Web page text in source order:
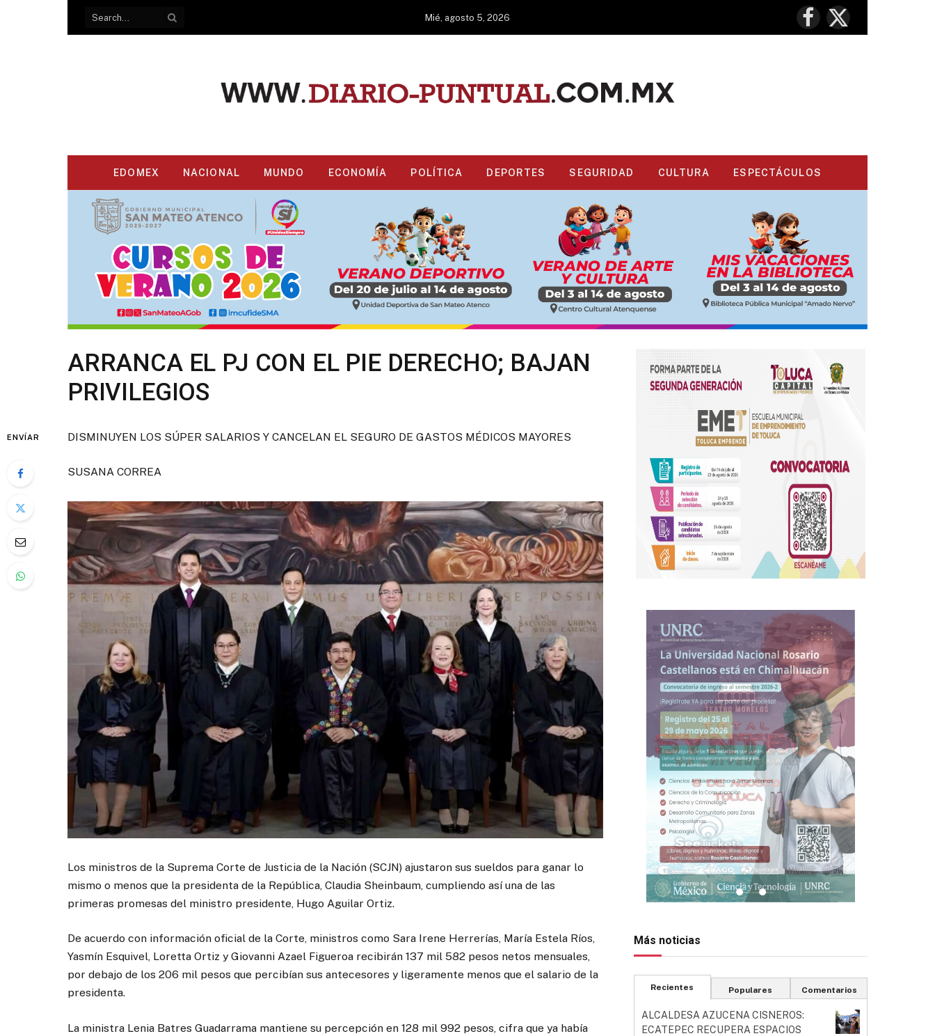
Mié, agosto 5, 2026
Facebook
X
(Twitter)
EDOMEX NACIONAL MUNDO ECONOMÍA POLÍTICA DEPORTES SEGURIDAD CULTURA ESPECTÁCULOS
ARRANCA EL PJ CON EL PIE DERECHO; BAJAN
PRIVILEGIOS
ENVÍAR DISMINUYEN LOS SÚPER SALARIOS Y CANCELAN EL SEGURO DE GASTOS MÉDICOS MAYORES
SUSANA CORREA
Los ministros de la Suprema Corte de Justicia de la Nación (SCJN) ajustaron sus sueldos para ganar lo
mismo o menos que la presidenta de la República, Claudia Sheinbaum, cumpliendo así una de las
primeras promesas del ministro presidente, Hugo Aguilar Ortiz.
De acuerdo con información oficial de la Corte, ministros como Sara Irene Herrerías, María Estela Ríos,
Yasmín Esquivel, Loretta Ortiz y Giovanni Azael Figueroa recibirán 137 mil 582 pesos netos mensuales,
por debajo de los 206 mil pesos que percibían sus antecesores y ligeramente menos que el salario de la
presidenta.
La ministra Lenia Batres Guadarrama mantiene su percepción en 128 mil 992 pesos, cifra que ya había
Más noticias
Recientes Populares Comentarios
ALCALDESA AZUCENA CISNEROS:
ECATEPEC RECUPERA ESPACIOS